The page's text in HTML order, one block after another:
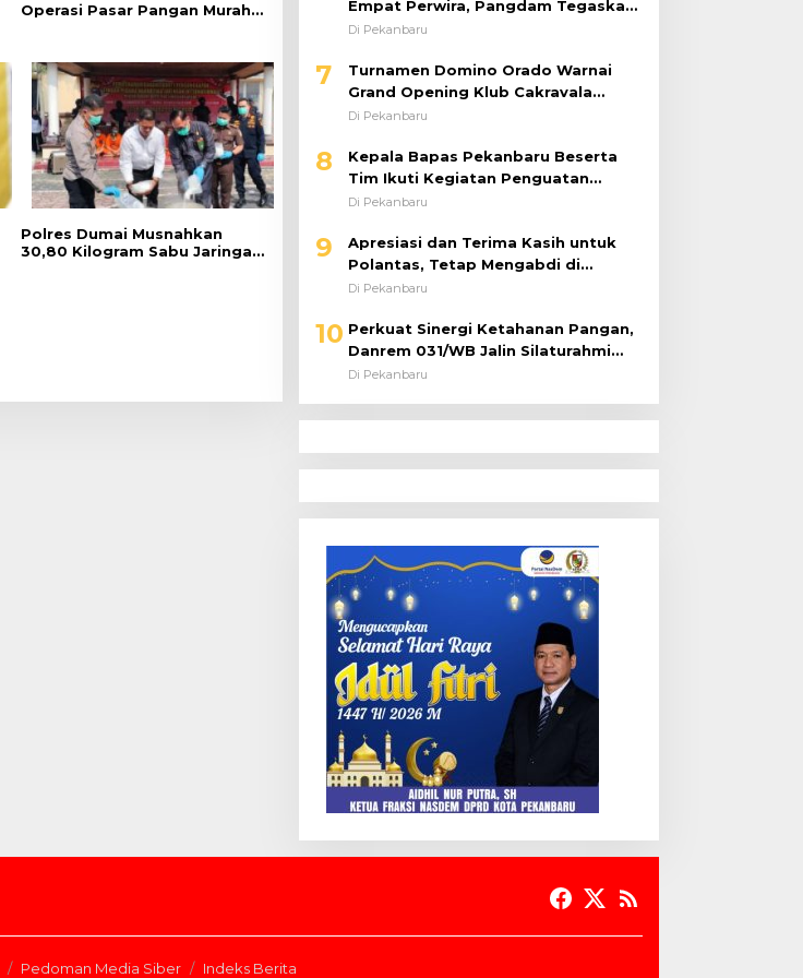
Operasi Pasar Pangan Murah,
Polres Dumai Musnahkan
30,80 Kilogram Sabu Jaringan
Empat Perwira, Pangdam Tegaskan
Regenerasi untuk Perkuat Kinerja
Di Pekanbaru
7
Turnamen Domino Orado Warnai
Grand Opening Klub Cakravala
Pekanbaru
Di Pekanbaru
8
Kepala Bapas Pekanbaru Beserta
Tim Ikuti Kegiatan Penguatan
Tugas dan Fungsi serta Paparan
Di Pekanbaru
9
Apresiasi dan Terima Kasih untuk
Polantas, Tetap Mengabdi di
Tengah Guyuran Hujan
Di Pekanbaru
10 Perkuat Sinergi Ketahanan Pangan,
Danrem 031/WB Jalin Silaturahmi
dengan Pimwil Bulog Riau dan Kepri
Di Pekanbaru
Pedoman Media Siber Indeks Berita